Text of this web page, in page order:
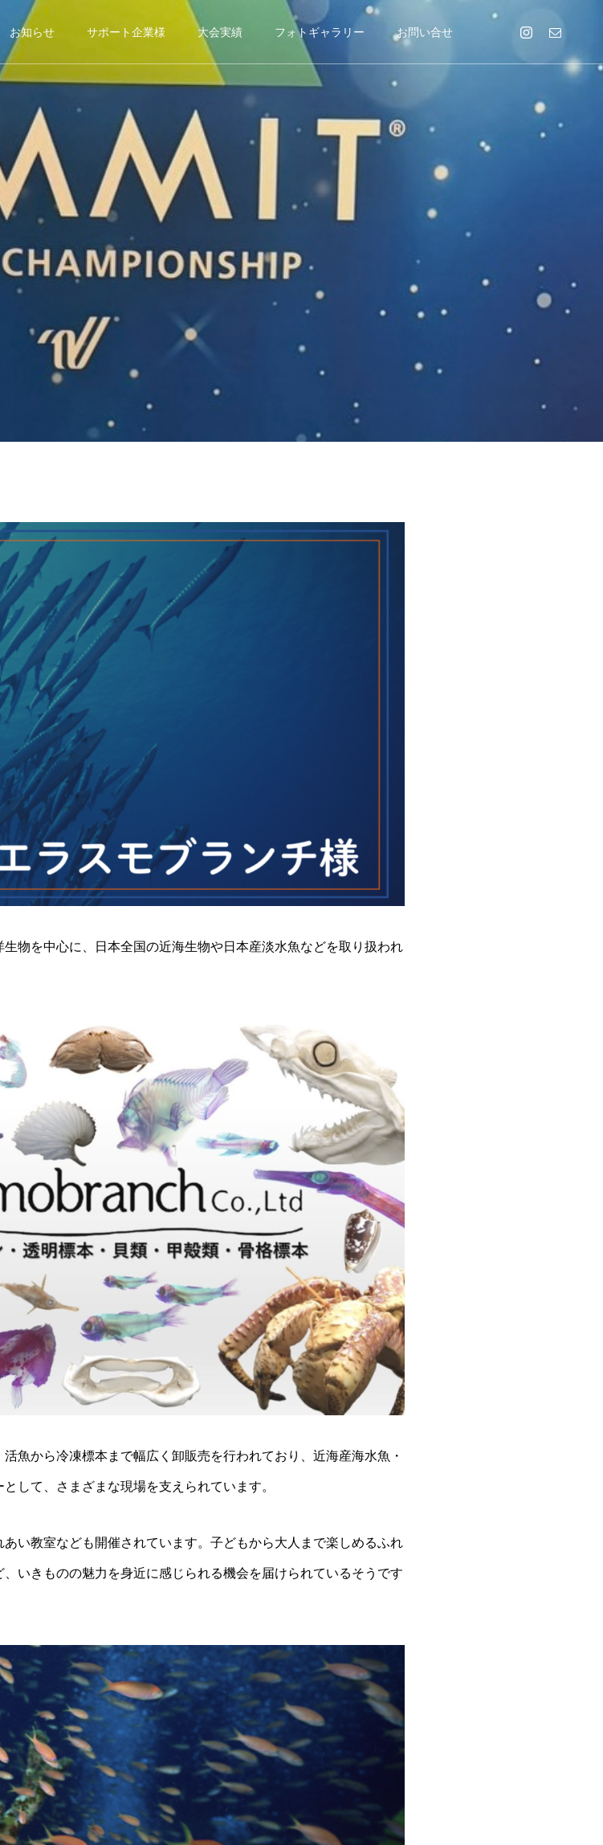
お知らせ サポート企業様 大会実績 フォトギャラリー お問い合せ
生物を中心に、日本全国の近海生物や日本産淡水魚などを取り扱われ
魚から冷凍標本まで幅広く卸販売を行われており、近海産海水魚・
して、さまざまな現場を支えられています。
い教室なども開催されています。子どもから大人まで楽しめるふれ
いきものの魅力を身近に感じられる機会を届けられているそうです